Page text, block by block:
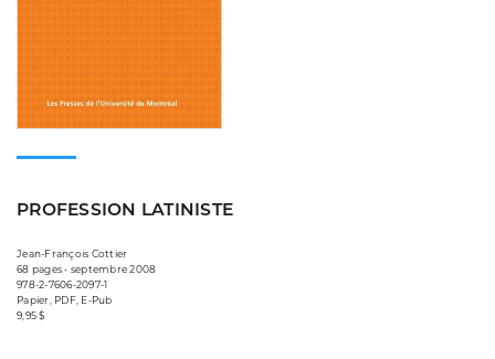
PROFESSION LATINISTE
Jean-François Cottier
68 pages • septembre 2008
978-2-7606-2097-1
Papier, PDF, E-Pub
9,95 $